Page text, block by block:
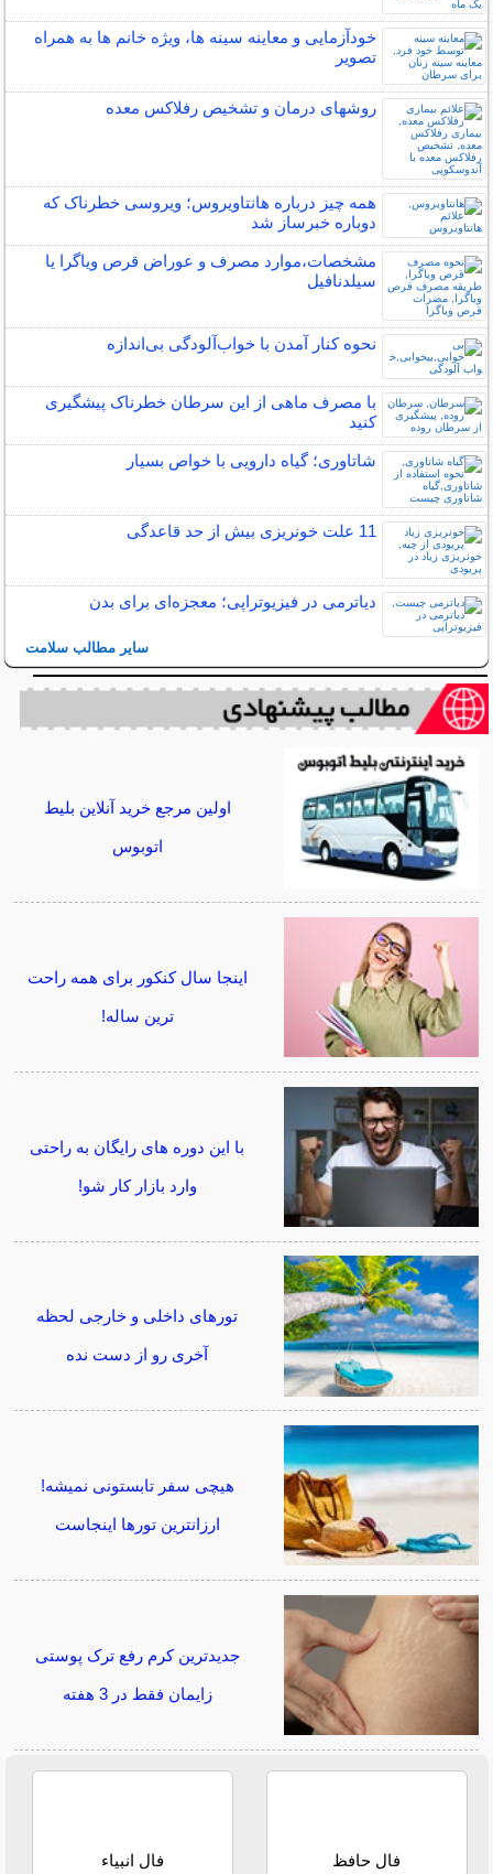
خودآزمایی و معاینه سینه ها، ویژه خانم ها به همراه
تصویر
روشهای درمان و تشخیص رفلاکس معده
همه چیز درباره هانتاویروس؛ ویروسی خطرناک که
دوباره خبرساز شد
مشخصات،موارد مصرف و عوراض قرص ویاگرا یا
سیلدنافیل
نحوه کنار آمدن با خواب‌آلودگی بی‌اندازه
با مصرف ماهی از این سرطان خطرناک پیشگیری
کنید
شاتاوری؛ گیاه دارویی با خواص بسیار
11 علت خونریزی بیش از حد قاعدگی
دیاترمی در فیزیوتراپی؛ معجزه‌ای برای بدن
سایر مطالب سلامت
اولین مرجع خرید آنلاین بلیط
اتوبوس
اینجا سال کنکور برای همه راحت
ترین ساله!
با این دوره های رایگان به راحتی
وارد بازار کار شو!
تورهای داخلی و خارجی لحظه
آخری رو از دست نده
هیچی سفر تابستونی نمیشه!
ارزانترین تورها اینجاست
جدیدترین کرم رفع ترک پوستی
زایمان فقط در 3 هفته
فال حافظ فال انبیاء